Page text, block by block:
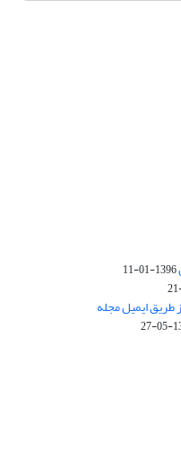
1396-01-11
طریق ایمیل مجله